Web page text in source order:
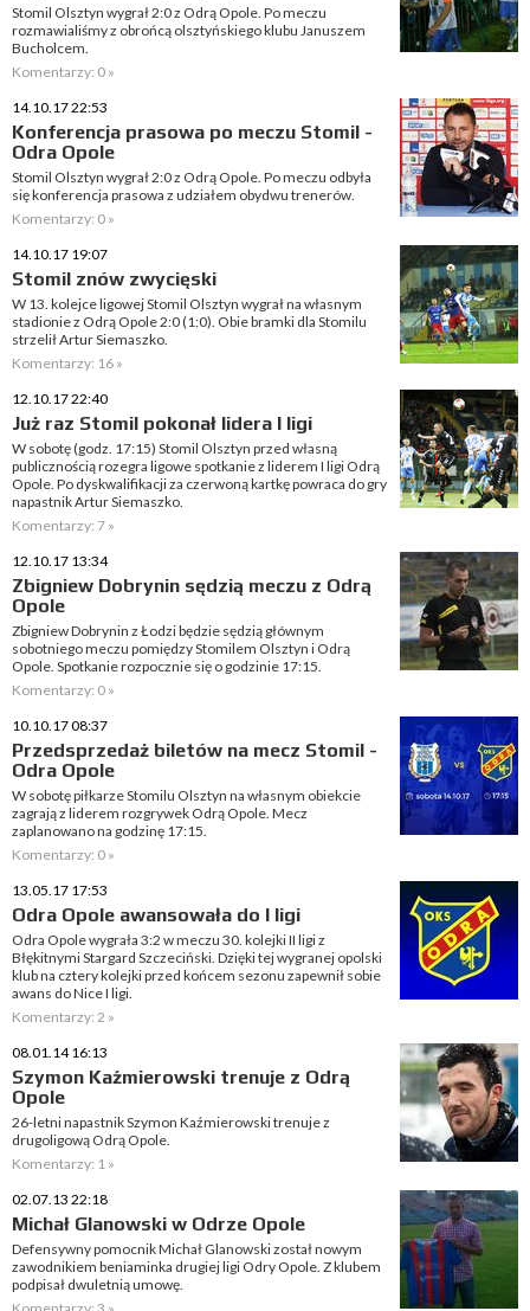
Stomil Olsztyn wygrał 2:0 z Odrą Opole. Po meczu
rozmawialiśmy z obrońcą olsztyńskiego klubu Januszem
Bucholcem.
Komentarzy: 0 »
14.10.17 22:53
Konferencja prasowa po meczu Stomil -
Odra Opole
Stomil Olsztyn wygrał 2:0 z Odrą Opole. Po meczu odbyła
się konferencja prasowa z udziałem obydwu trenerów.
Komentarzy: 0 »
14.10.17 19:07
Stomil znów zwycięski
W 13. kolejce ligowej Stomil Olsztyn wygrał na własnym
stadionie z Odrą Opole 2:0 (1:0). Obie bramki dla Stomilu
strzelił Artur Siemaszko.
Komentarzy: 16 »
12.10.17 22:40
Już raz Stomil pokonał lidera I ligi
W sobotę (godz. 17:15) Stomil Olsztyn przed własną
publicznością rozegra ligowe spotkanie z liderem I ligi Odrą
Opole. Po dyskwalifikacji za czerwoną kartkę powraca do gry
napastnik Artur Siemaszko.
Komentarzy: 7 »
12.10.17 13:34
Zbigniew Dobrynin sędzią meczu z Odrą
Opole
Zbigniew Dobrynin z Łodzi będzie sędzią głównym
sobotniego meczu pomiędzy Stomilem Olsztyn i Odrą
Opole. Spotkanie rozpocznie się o godzinie 17:15.
Komentarzy: 0 »
10.10.17 08:37
Przedsprzedaż biletów na mecz Stomil -
Odra Opole
W sobotę piłkarze Stomilu Olsztyn na własnym obiekcie
zagrają z liderem rozgrywek Odrą Opole. Mecz
zaplanowano na godzinę 17:15.
Komentarzy: 0 »
13.05.17 17:53
Odra Opole awansowała do I ligi
Odra Opole wygrała 3:2 w meczu 30. kolejki II ligi z
Błękitnymi Stargard Szczeciński. Dzięki tej wygranej opolski
klub na cztery kolejki przed końcem sezonu zapewnił sobie
awans do Nice I ligi.
Komentarzy: 2 »
08.01.14 16:13
Szymon Kaźmierowski trenuje z Odrą
Opole
26-letni napastnik Szymon Kaźmierowski trenuje z
drugoligową Odrą Opole.
Komentarzy: 1 »
02.07.13 22:18
Michał Glanowski w Odrze Opole
Defensywny pomocnik Michał Glanowski został nowym
zawodnikiem beniaminka drugiej ligi Odry Opole. Z klubem
podpisał dwuletnią umowę.